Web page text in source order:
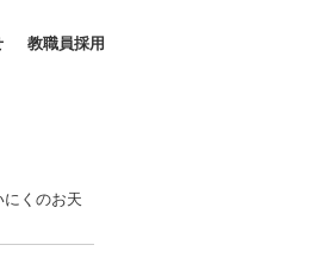
教職員採用
くのお天